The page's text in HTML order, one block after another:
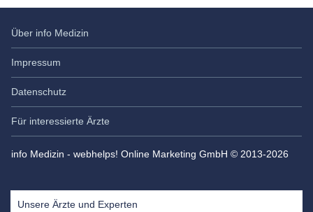
Über info Medizin
Impressum
Datenschutz
Für interessierte Ärzte
info Medizin - webhelps! Online Marketing GmbH © 2013-2026
Unsere Ärzte und Experten